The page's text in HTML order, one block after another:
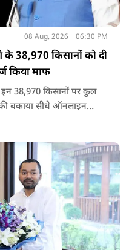
08 Aug, 2026 06:30 PM
38,970 किसानों को दी
किया माफ
38,970 किसानों पर कुल
बकाया सीधे ऑनलाइन